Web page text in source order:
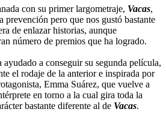
con su primer largometraje, Vacas,
prevención pero que nos gustó bastante
de enlazar historias, aunque
número de premios que ha logrado.
a conseguir su segunda película,
el rodaje de la anterior e inspirada por
Emma Suárez, que vuelve a
en torno a la cual gira toda la
bastante diferente al de Vacas.